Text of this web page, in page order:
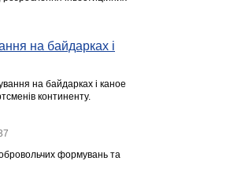
на байдарках і
на байдарках і каное
континенту.
формувань та